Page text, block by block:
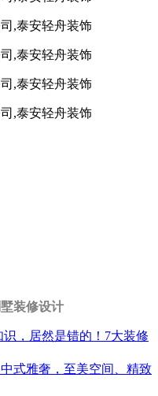
装修设计
，居然是错的！7大装修
式雅奢，至美空间、精致